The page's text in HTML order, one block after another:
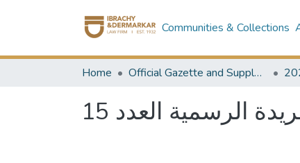
Communities & Collections
Home Official Gazette and Supplement
الرسمية العدد 15